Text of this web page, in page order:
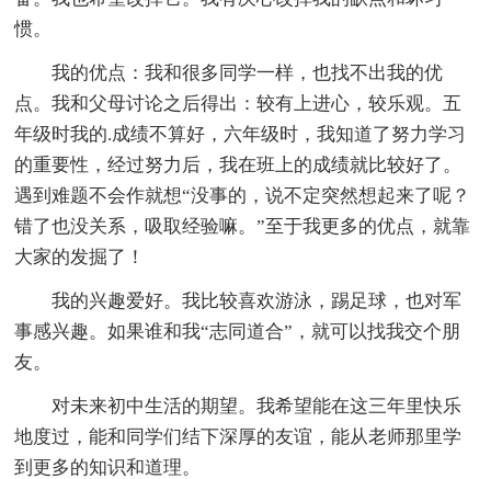
惯。
我的优点：我和很多同学一样，也找不出我的优
点。我和父母讨论之后得出：较有上进心，较乐观。五
年级时我的.成绩不算好，六年级时，我知道了努力学习
的重要性，经过努力后，我在班上的成绩就比较好了。
遇到难题不会作就想“没事的，说不定突然想起来了呢？
错了也没关系，吸取经验嘛。”至于我更多的优点，就靠
大家的发掘了！
我的兴趣爱好。我比较喜欢游泳，踢足球，也对军
事感兴趣。如果谁和我“志同道合”，就可以找我交个朋
友。
对未来初中生活的期望。我希望能在这三年里快乐
地度过，能和同学们结下深厚的友谊，能从老师那里学
到更多的知识和道理。